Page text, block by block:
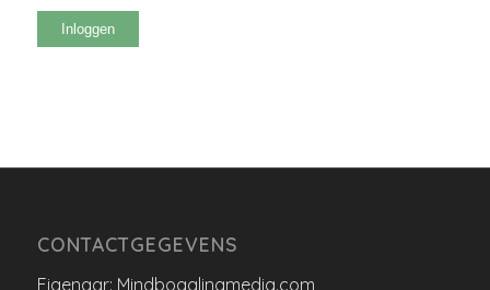
Inloggen
CONTACTGEGEVENS
Eigenaar: Mindbogglingmedia.com